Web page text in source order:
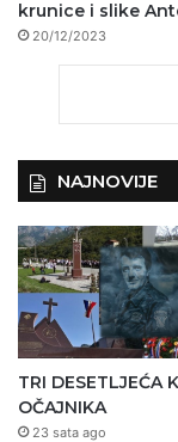
krunice i slike
20/12/2023
NAJNOVIJE
TRI DESETLJEĆA
OČAJNIKA
23 sata ago